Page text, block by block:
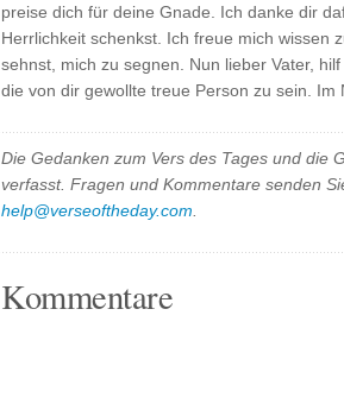
preise dich für deine Gnade. Ich danke dir
Herrlichkeit schenkst. Ich freue mich wissen
sehnst, mich zu segnen. Nun lieber Vater,
die von dir gewollte treue Person zu sein. Im
Die Gedanken zum Vers des Tages und die
verfasst. Fragen und Kommentare senden
help@verseoftheday.com
Kommentare